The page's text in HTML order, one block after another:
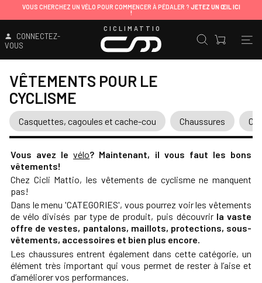
VOUS CHERCHEZ UN VÉLO POUR COMMENCER À PÉDALER ? JETEZ UN ŒIL ICI
!
CONNECTEZ-
VOUS
CICLIMATTIO
VÊTEMENTS POUR LE
CYCLISME
Casquettes, cagoules et cache-cou Chaussures
Vous avez levélo? Maintenant, il vous faut les bons
vêtements!
Chez Cicli Mattio, les vêtements de cyclisme ne manquent
pas!
Dans le menu 'CATEGORIES', vous pourrez voir les vêtements
de vélo divisés par type de produit, puis découvrir la vaste
offre de vestes, pantalons, maillots, protections, sous-
vêtements, accessoires et bien plus encore.
Les chaussures entrent également dans cette catégorie, un
élément très important qui vous permet de rester à l’aise et
d’améliorer vos performances.